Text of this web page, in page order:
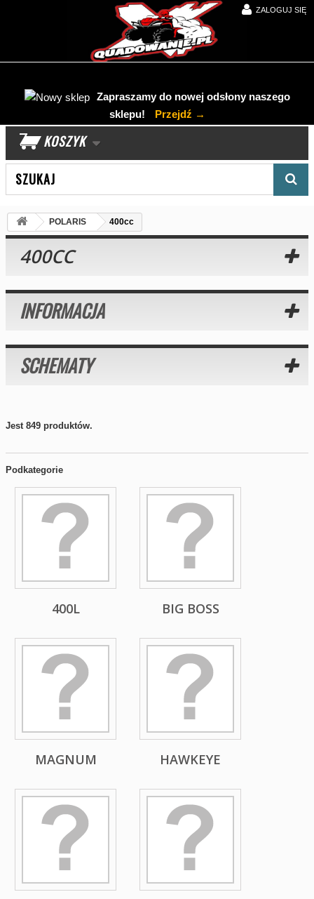
ZALOGUJ SIĘ
Zapraszamy do nowej odsłony naszego
sklepu!
Przejdź →
KOSZYK
POLARIS 400cc
400CC
INFORMACJA
SCHEMATY
Jest 849 produktów.
Podkategorie
400L BIG BOSS
MAGNUM HAWKEYE